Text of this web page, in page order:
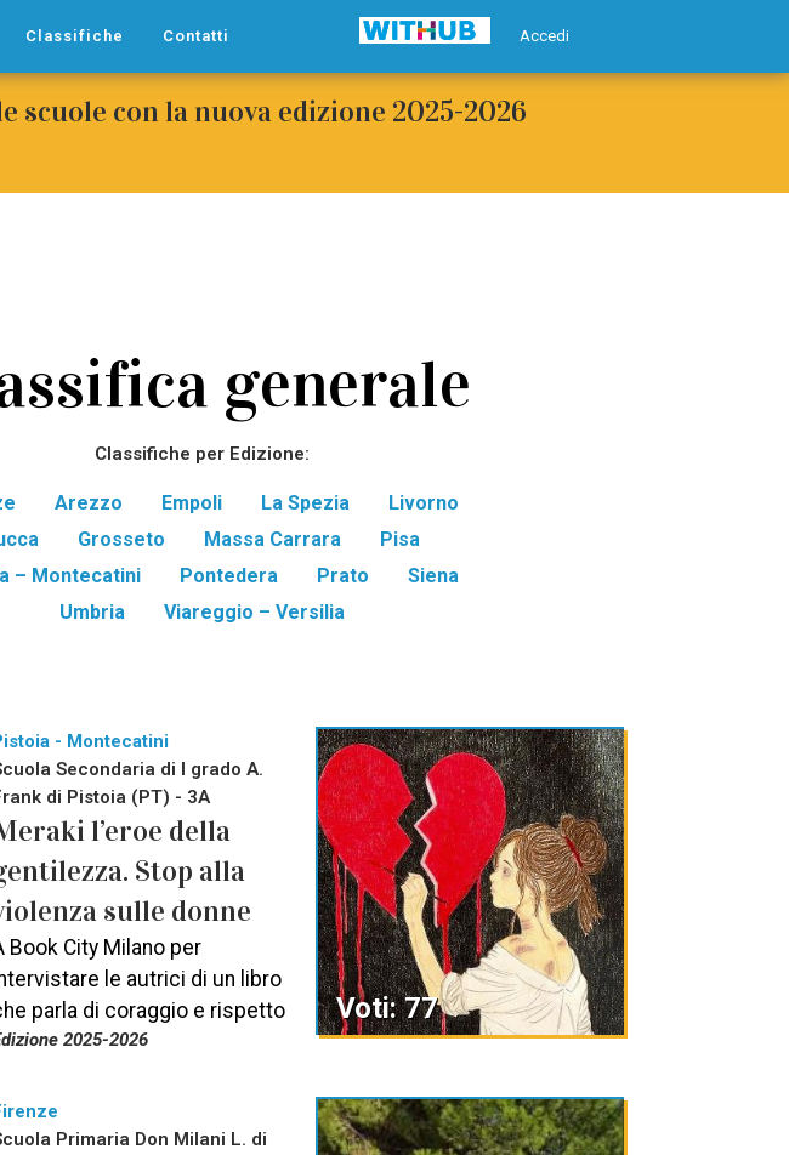
Accedi
Classifiche Contatti
con la nuova edizione 2025-2026
generale
Classifiche per Edizione:
Arezzo Empoli La Spezia
Livorno
Grosseto Massa Carrara
Pisa
– Montecatini
Pontedera Prato
Siena
Umbria
Viareggio – Versilia
- Montecatini
Secondaria di I grado A.
di Pistoia (PT) - 3A
l’eroe della
Stop alla
sulle donne
Book City Milano per
le autrici di un libro
parla di coraggio e rispetto
2025-2026
Voti: 77
Primaria Don Milani L. di